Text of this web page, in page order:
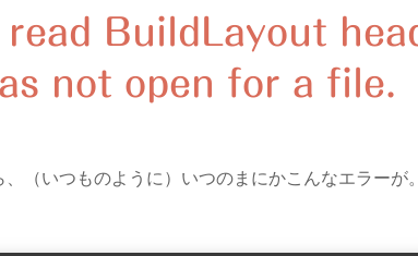
BuildLayout
not open for a file.
（いつものように）いつのまにかこんなエラーが。